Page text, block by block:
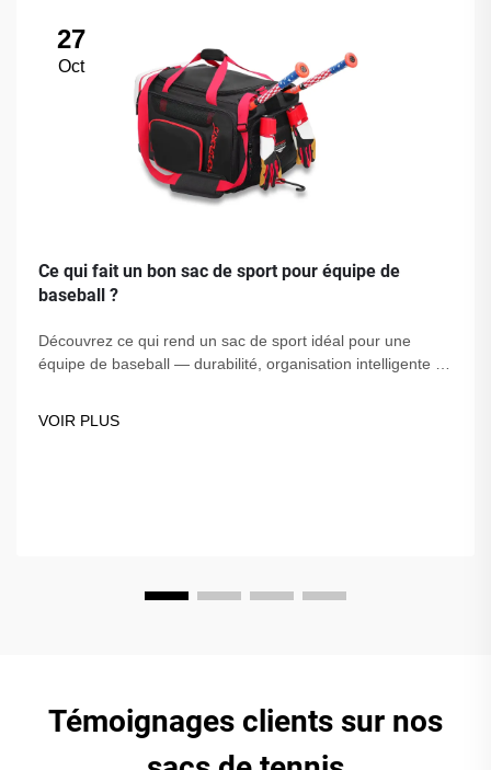
27
Oct
Ce qui fait un bon sac de sport pour équipe de
baseball ?
Découvrez ce qui rend un sac de sport idéal pour une
équipe de baseball — durabilité, organisation intelligente et
aujourd'hui !
VOIR PLUS
Témoignages clients sur nos